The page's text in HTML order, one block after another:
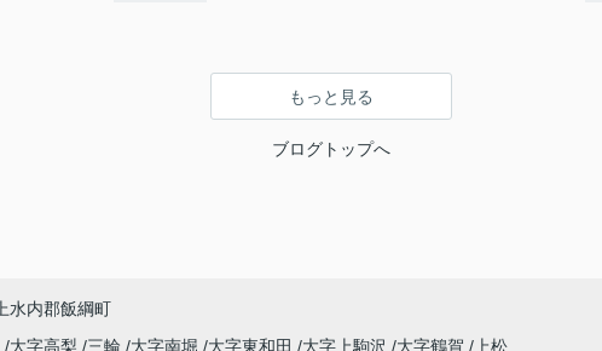
もっと見る
ブログトップへ
上水内郡飯綱町
大字高梨 三輪 大字南堀 大字東和田 大字上駒沢 大字鶴賀 上松